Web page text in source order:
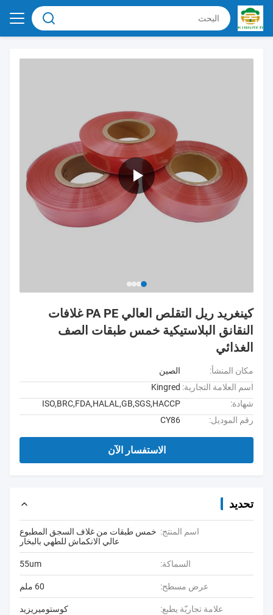
كينغريد ريل التقلص العالي PA PE غلافات
النقانق البلاستيكية خمس طبقات الصف
الغذائي
مكان المنشأ:
الصين
اسم العلامة التجارية: Kingred
شهادة:
ISO,BRC,FDA,HALAL,GB,SGS,HACCP
رقم الموديل:
CY86
الاستفسار الآن
تحديد
اسم المنتج: خمس طبقات من غلاف السجق المطبوع
عالي الانكماش للطهي بالبخار
السماكة: 55um
عرض مسطح: 60 ملم
علامة تجاريّة يطبع: كوستوميريزيد